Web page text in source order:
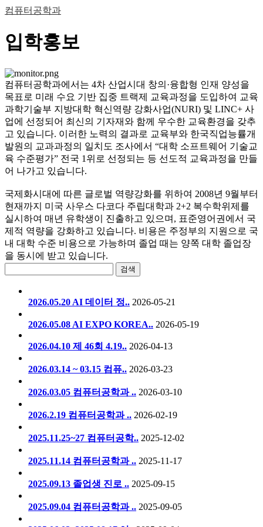
컴퓨터공학과
입학홍보
컴퓨터공학과에서는 4차 산업시대 창의·융합형 인재 양성을
목표로 미래 수요 기반 집중 트랙제 교육과정을 도입하여 교육
과학기술부 지방대학 혁신역량 강화사업(NURI) 및 LINC+ 사
업에 선정되어 최신의 기자재와 함께 우수한 교육환경을 갖추
고 있습니다. 이러한 노력의 결과로 교육부와 한국직업능률개
발원의 교과과정의 일치도 조사에서 “대학 소프트웨어 기술교
육 수준평가” 전국 1위로 선정되는 등 선도적 교육과정을 만들
어 나가고 있습니다.
국제화시대에 따른 글로벌 역량강화를 위하여 2008년 9월부터
현재까지 미국 사우스 다코다 주립대학과 2+2 복수학위제를
실시하여 매년 유학생이 진출하고 있으며, 표준영어권에서 국
제적 역량을 강화하고 있습니다. 비용은 주정부의 지원으로 국
내 대학 수준 비용으로 가능하며 졸업 때는 양쪽 대학 졸업장
을 동시에 받고 있습니다.
검색
2026.05.20 AI 데이터 정.. 2026-05-21
2026.05.08 AI EXPO KOREA.. 2026-05-19
2026.04.10 제 46회 4.19.. 2026-04-13
2026.03.14 ~ 03.15 컴퓨.. 2026-03-23
2026.03.05 컴퓨터공학과 .. 2026-03-10
2026.2.19 컴퓨터공학과 .. 2026-02-19
2025.11.25~27 컴퓨터공학.. 2025-12-02
2025.11.14 컴퓨터공학과 .. 2025-11-17
2025.09.13 졸업생 진로 .. 2025-09-15
2025.09.04 컴퓨터공학과 .. 2025-09-05